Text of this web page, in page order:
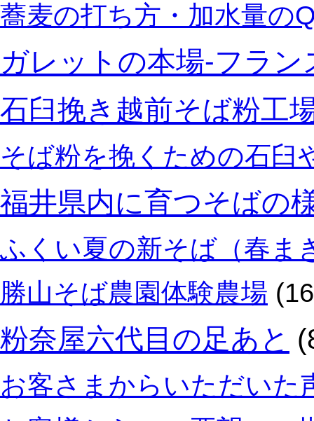
蕎麦の打ち方・加水量の
ガレットの本場‐フラ
石臼挽き越前そば粉工
そば粉を挽くための石臼
福井県内に育つそばの
ふくい夏の新そば（春ま
勝山そば農園体験農場
粉奈屋六代目の足あと
お客さまからいただいた